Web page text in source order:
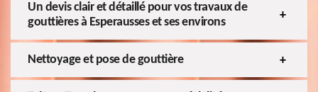
Un devis clair et détaillé pour vos travaux de
gouttières à Esperausses et ses environs
Nettoyage et pose de gouttière